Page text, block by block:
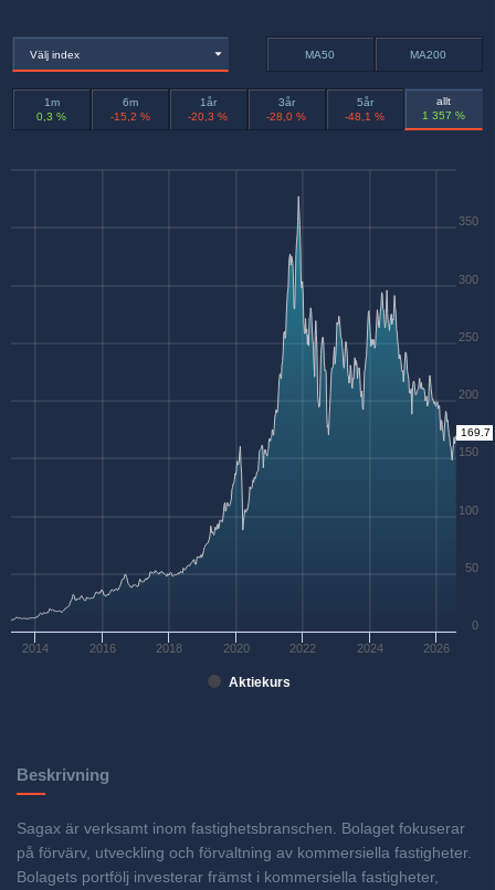
Välj index MA50 MA200
1m
0,3 %
6m
-15,2 %
1år
-20,3 %
3år
-28,0 %
5år
-48,1 %
allt
1 357 %
Aktiekurs
2014 2016 2018 2020 2022 2024 2026
0
50
100
150
200
250
300
350
169.7
Beskrivning
Sagax är verksamt inom fastighetsbranschen. Bolaget fokuserar
på förvärv, utveckling och förvaltning av kommersiella fastigheter.
Bolagets portfölj investerar främst i kommersiella fastigheter,